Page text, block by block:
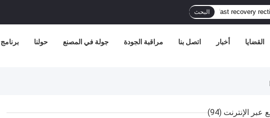
البحث
برنامج VR حولنا جولة في المصنع مراقبة الجودة اتصل بنا أخبار القضايا
(94)